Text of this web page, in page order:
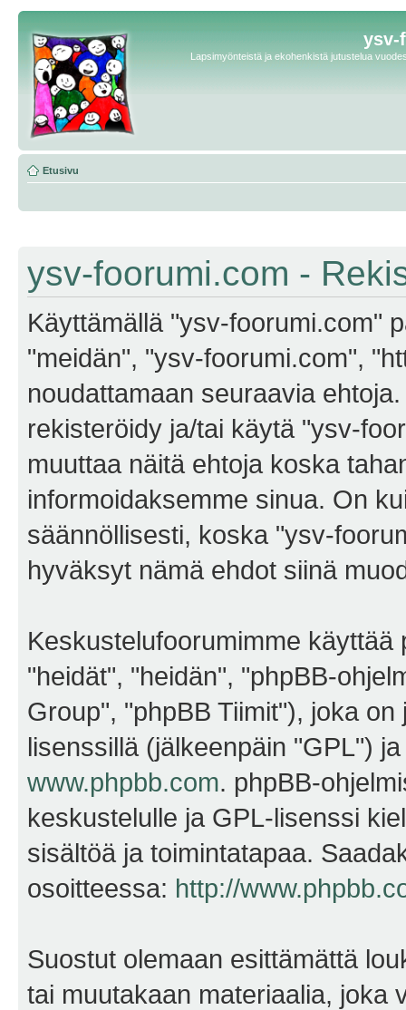
ysv-
Lapsimyönteistä ja ekohenkistä jutustelua
Etusivu
ysv-foorumi.com -
Käyttämällä "ysv-foorumi.com"
"meidän", "ysv-foorumi.com",
noudattamaan seuraavia
rekisteröidy ja/tai käytä "ysv-
muuttaa näitä ehtoja koska
informoidaksemme sinua. On
säännöllisesti, koska "ysv-
hyväksyt nämä ehdot siinä
Keskustelufoorumimme
"heidät", "heidän", "phpBB-
Group", "phpBB Tiimit"), joka on
lisenssillä (jälkeenpäin "GPL")
www.phpbb.com. phpBB-
keskustelulle ja GPL-lisenssi
sisältöä ja toimintatapaa.
osoitteessa: http://
Suostut olemaan esittämättä
tai muutakaan materiaalia, joka